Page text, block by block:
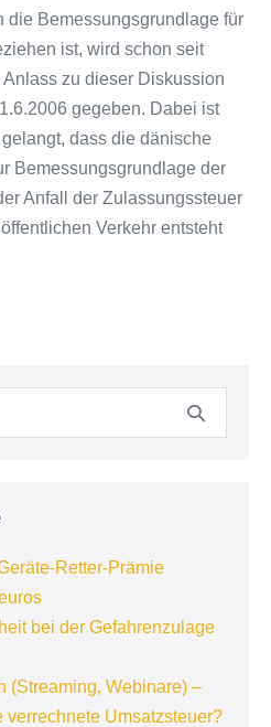
die Bemessungsgrundlage für
ist, wird schon seit
zu dieser Diskussion
gegeben. Dabei ist
dass die dänische
Bemessungsgrundlage der
Anfall der Zulassungssteuer
Verkehr entsteht
Retter-Prämie
bei der Gefahrenzulage
(Streaming, Webinare) –
Umsatzsteuer?